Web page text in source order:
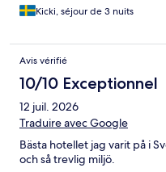
Kicki, séjour de 3 nuits
Avis vérifié
10/10 Exceptionnel
12 juil. 2026
Traduire avec Google
Bästa hotellet jag varit på i
och så trevlig miljö.